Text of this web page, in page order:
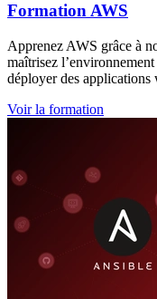
FormationAWS
Apprenez AWS grâce à
maîtrisez
déployer des applications
Voir la formation